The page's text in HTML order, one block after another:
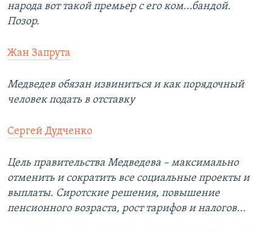
народа вот такой премьер с его ком...бандой.
Позор.
Жан Запрута
Медведев обязан извиниться и как порядочный
человек подать в отставку
Сергей Дудченко
Цель правительства Медведева – максимально
отменить и сократить все социальные проекты и
выплаты. Сиротские решения, повышение
пенсионного возраста, рост тарифов и налогов...